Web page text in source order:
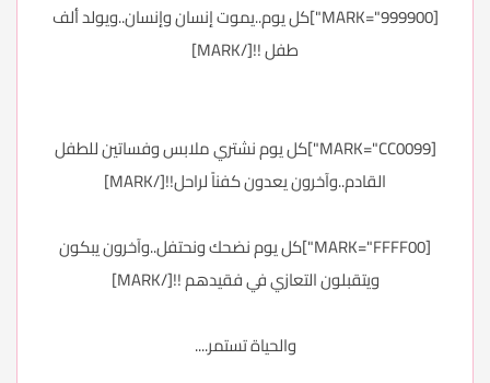
[MARK="999900"]كل يوم..يموت إنسان وإنسان..ويولد ألف
طفل !![/MARK]
[MARK="CC0099"]كل يوم نشتري ملابس وفساتين للطفل
القادم..وآخرون يعدون كفناً لراحل!![/MARK]
[MARK="FFFF00"]كل يوم نضحك ونحتفل..وآخرون يبكون
ويتقبلون التعازي في فقيدهم !![/MARK]
والحياة تستمر....